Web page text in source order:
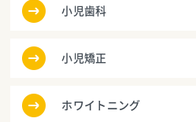
小児歯科
小児矯正
ホワイトニング